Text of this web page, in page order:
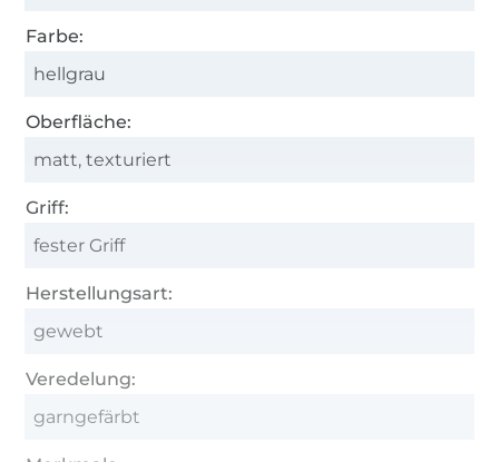
Farbe:
hellgrau
Oberfläche:
matt, texturiert
Griff:
fester Griff
Herstellungsart:
gewebt
Veredelung:
garngefärbt